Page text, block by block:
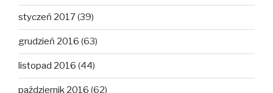
styczeń 2017(39)
grudzień 2016 (63)
listopad 2016 (44)
październik 2016 (62)